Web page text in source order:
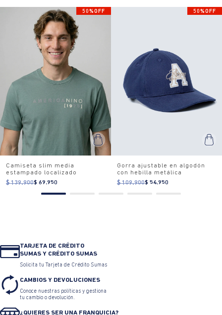
50%OFF
Camiseta slim media
estampado localizado
$ 139.900$ 69.950
50%OFF
Gorra ajustable en algodón
con hebilla metálica
$ 109.900$ 54.950
TARJETA DE CRÉDITO
SUMAS Y CRÉDITO SUMAS
Solicita tu Tarjeta de Crédito Sumas
CAMBIOS Y DEVOLUCIONES
Conoce nuestras políticas y gestiona
tu cambio o devolución.
¿QUIERES SER UNA FRANQUICIA?